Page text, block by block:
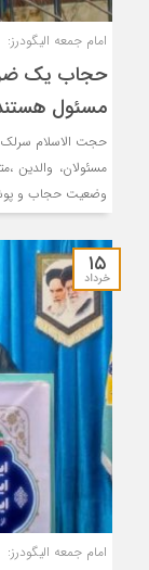
امام جمعه الیگودرز:
حجاب یک
مسئول
حجت الاسلام
مسئولان، والدین
وضعیت حجاب و
۱۵
خرداد
امام جمعه الیگودرز: